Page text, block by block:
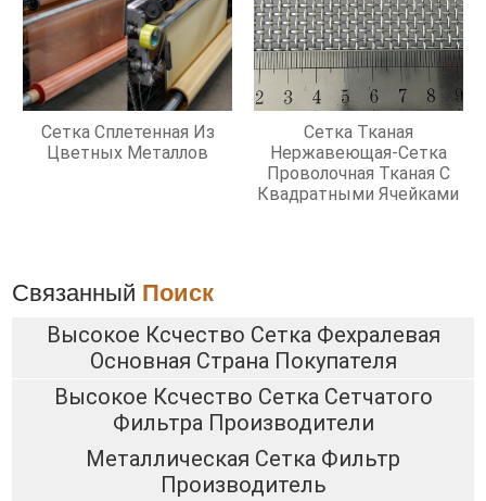
Сетка Сплетенная Из
Цветных Металлов
Сетка Тканая
Нержавеющая-Сетка
Проволочная Тканая С
Квадратными Ячейками
Связанный Поиск
Высокое Ксчество Сетка Фехралевая
Основная Страна Покупателя
Высокое Ксчество Сетка Сетчатого
Фильтра Производители
Металлическая Сетка Фильтр
Производитель